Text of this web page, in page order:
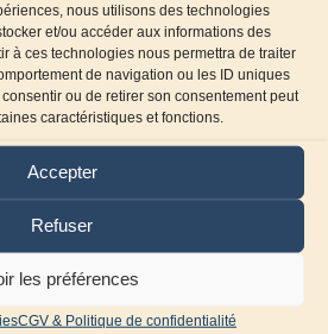
nous utilisons des technologies
et/ou accéder aux informations des
à ces technologies nous permettra de traiter
de navigation ou les ID uniques
ou de retirer son consentement peut
caractéristiques et fonctions.
Accepter
Refuser
les préférences
CGV & Politique de confidentialité